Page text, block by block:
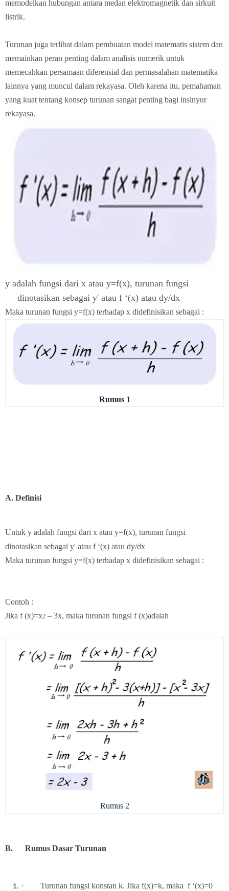
memodelkan hubungan antara medan elektromagnetik dan sirkuit
listrik.
Turunan juga terlibat dalam pembuatan model matematis sistem dan
memainkan peran penting dalam analisis numerik untuk
memecahkan persamaan diferensial dan permasalahan matematika
lainnya yang muncul dalam rekayasa. Oleh karena itu, pemahaman
yang kuat tentang konsep turunan sangat penting bagi insinyur
rekayasa.
y adalah fungsi dari x atau y=f(x), turunan fungsi
dinotasikan sebagai y' atau f ‘(x) atau dy/dx
Maka turunan fungsi y=f(x) terhadap x didefinisikan sebagai :
Rumus 1
A. Definisi
Untuk y adalah fungsi dari x atau y=f(x), turunan fungsi
dinotasikan sebagai y' atau f ‘(x) atau dy/dx
Maka turunan fungsi y=f(x) terhadap x didefinisikan sebagai :
Contoh :
Jika f (x)=x2 – 3x, maka turunan fungsi f (x)adalah
Rumus 2
B. Rumus Dasar Turunan
·
Turunan fungsi konstan k. Jika f(x)=k, maka f ‘(x)=0